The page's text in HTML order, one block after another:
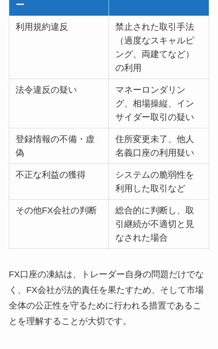
ー
利用規約違反
禁止された取引手法
（過度なスキャルピ
ング、両建てなど）
の利用
法令違反の疑い
マネーロンダリン
グ、相場操縦、イン
サイダー取引の疑い
登録情報の不備・虚
偽
住所変更未了、他人
名義口座の利用疑い
不正な利益の獲得
システムの脆弱性を
利用した取引など
その他FX会社の判断
総合的に判断し、取
引継続が不適切と見
なされた場合
FX口座の凍結は、トレーダー自身の問題だけでな
く、FX会社が法的責任を果たすため、そして市場
全体の公正性を守るために行われる措置であるこ
とを理解することが大切です。